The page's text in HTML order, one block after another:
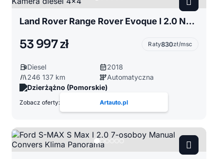
Land Rover Range Rover Evoque I 2.0 Navi Kamera diesel 4x4
53 997 zł Raty830zł/msc
Diesel
2018
246 137 km
Automatyczna
Dzierżążno (Pomorskie)
Zobacz oferty: Artauto.pl